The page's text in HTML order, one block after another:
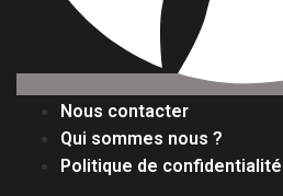
Nous contacter
Qui sommes nous ?
Politique de confidentialité